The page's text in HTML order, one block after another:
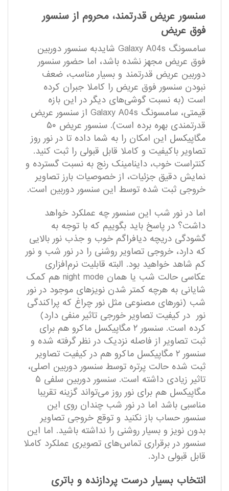
سنسور عریض قدرتمند، محروم از سنسور
فوق عریض
سامسونگ Galaxy A04s شایدبه سنسور دوربین
فوق عریض مجهز نشده باشد، اما حضور سنسور
دوربین عریض قدرتمند و بسیار مناسب، ضعف
نبودن سنسور فوق عریض را کاملا جبران کرده
است (به نسبت گوشی‌های دیگر در این بازه
قیمتی، سامسونگ Galaxy A04s از سنسور عریض
قدرتمندی بهره برده است). سنسور عریض ۵۰
مگاپیکسل این امکان را به شما داده تا در نور روز
تصاویر با‌کیفیت و کاملا قابل قبولی را ثبت کنید.
کنتراست خوب، داینامینک رنج به نسبت گسترده و
نمایش دقیق جزئیات، از خصوصیات بارز تصاویر
خروجی ثبت شده توسط این سنسور دوربین است.
اما در نور شب این سنسور چه عملکرد خواهد
داشت؟ در پاسخ باید بگوییم که با توجه به
گشودگی دریچه دیافراگم خوب و جذب نور بالایی
که دارد، خروجی تصاویر روشنی را در نور شب و نور
کم شاهد خواهید بود. البته قابلیت نرم‌افزاری
عکاسی حالت شب یا همان night mode هم کمک
شایانی به هرچه‌ کمتر شدن نویز‌های موجود در نور
شب (نور‌های مصنوعی مثل نور چراغ که پراکندگی
نور در کیفیت تصاویر خورجی تاثیر منفی دارد)
کرده است. سنسور ۲ مگاپیکسل ماکرو هم برای
ثبت تصاویر از فاصله نزدیک در نظر گرفته شده و
سنسور ۲ مگاپیکسل ماکرو هم در کیفیت تصاویر
ثبت شده حالت پرتره توسط سنسور دوربین اصلی،
تاثیر زیادی داشته است. سنسور دوربین سلفی ۵
مگاپیکسل هم برای نور روز می‌تواند گزینه تقریبا
مناسبی باشد اما در نور شب چندان روی این
سنسور حساب باز نکنید و توقع خروجی تصاویر
بدون نویز و بسیار روشنی را نداشته باشید. اما این
سنسور در برقراری تماس‌های تصویری عملکرد کاملا
قابل قبولی دارد.
انتخاب بسیار درست پردازنده و باتری